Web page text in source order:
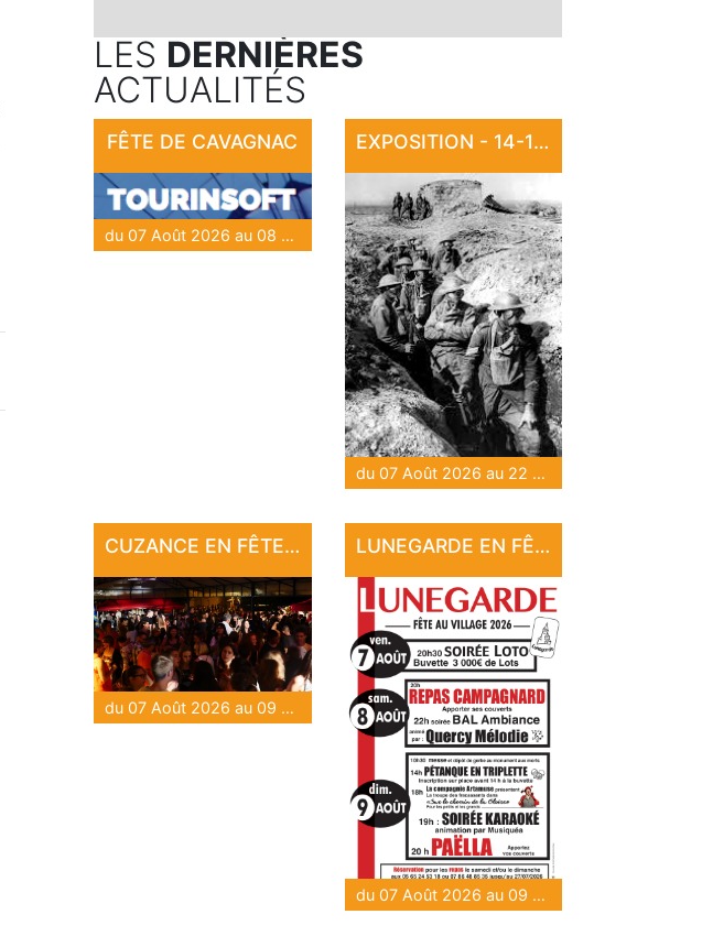
LES DERNIÈRES
ACTUALITÉS
FÊTE DE CAVAGNAC
du 07 Août 2026 au 08 Août 2026
EXPOSITION - 14-18 : LA CARTE POSTALE EN GUERRE
du 07 Août 2026 au 22 Sep 2026
CUZANCE EN FÊTE !!
du 07 Août 2026 au 09 Août 2026
LUNEGARDE EN FÊTE
du 07 Août 2026 au 09 Août 2026